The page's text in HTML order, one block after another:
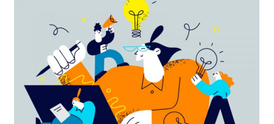
専門家一覧
ダウンロード
会員登録